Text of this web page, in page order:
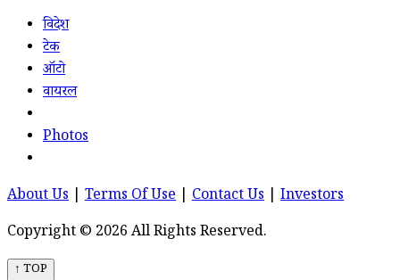
विदेश
टेक
ऑटो
वायरल
Photos
About Us Terms Of Use Contact Us
Investors
Copyright © 2026 All Rights Reserved.
↑ TOP